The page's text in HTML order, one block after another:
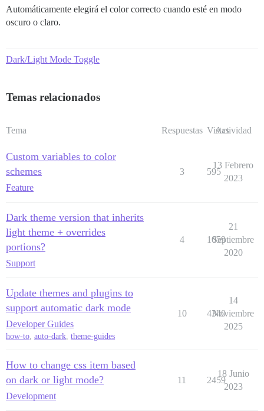
Automáticamente elegirá el color correcto cuando esté en modo
oscuro o claro.
Dark/Light Mode Toggle
Temas relacionados
Tema Respuestas Vistas
Actividad
Custom variables to color
schemes
Feature
3 595
13 Febrero
2023
Dark theme version that inherits
light theme + overrides
portions?
Support
4 1059
21
Septiembre
2020
Update themes and plugins to
support automatic dark mode
Developer Guides
how-to auto-dark theme-guides
10 4340
14
Noviembre
2025
How to change css item based
on dark or light mode?
Development
11 2459
18 Junio
2023